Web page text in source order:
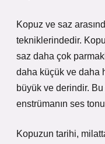
Kopuz ve saz
tekniklerindedir.
saz daha çok
daha küçük ve daha
büyük ve derindir.
enstrümanın ses
Kopuzun tarihi,